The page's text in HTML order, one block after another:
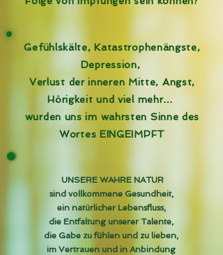
Gefühlskälte, Katastrophenängste,
Depression,
Verlust der inneren Mitte, Angst,
Hörigkeit und viel mehr…
wurden uns im wahrsten Sinne des
Wortes EINGEIMPFT
UNSERE WAHRE NATUR
sind vollkommene Gesundheit,
ein natürlicher Lebensfluss,
die Entfaltung unserer Talente,
die Gabe zu fühlen und zu lieben,
im Vertrauen und in Anbindung